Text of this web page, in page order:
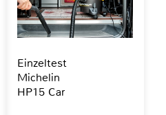
Einzeltest
Michelin
HP15 Car